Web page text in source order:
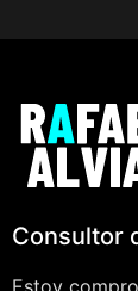
Consultor
Estoy